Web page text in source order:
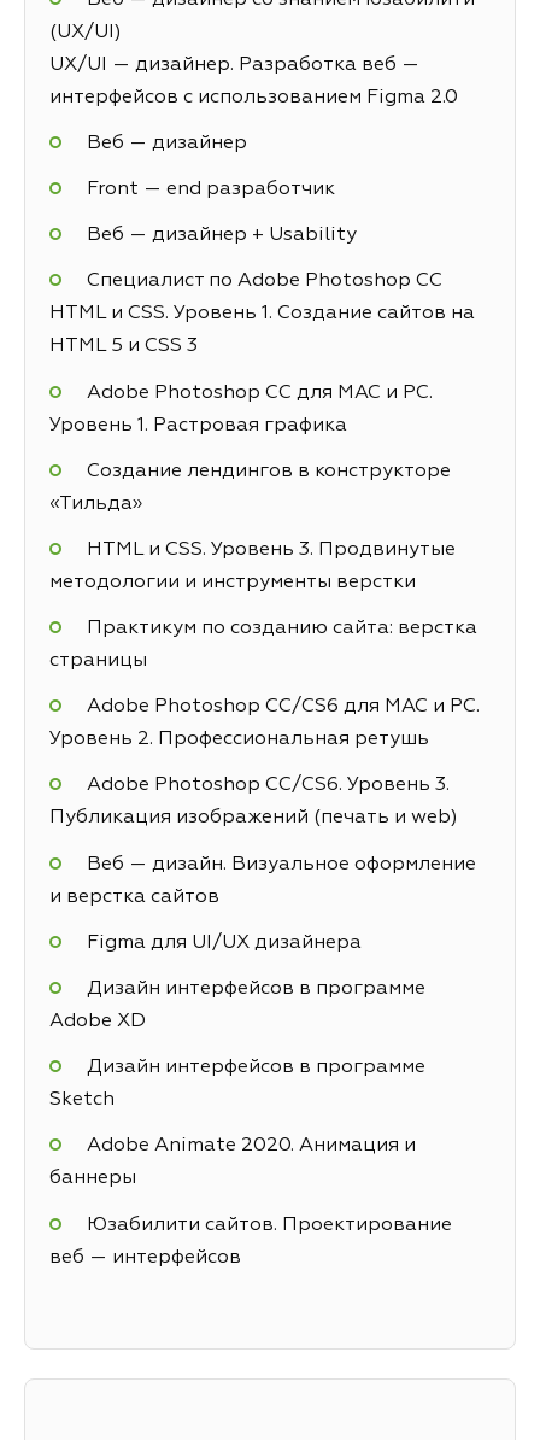
(UX/UI)
UX/UI — дизайнер. Разработка веб —
интерфейсов с использованием Figma 2.0
Веб — дизайнер
Front — end разработчик
Веб — дизайнер + Usability
Специалист по Adobe Photoshop СС
HTML и CSS. Уровень 1. Создание сайтов на
HTML 5 и СSS 3
Adobe Photoshop CC для MAC и PC.
Уровень 1. Растровая графика
Создание лендингов в конструкторе
«Тильда»
HTML и CSS. Уровень 3. Продвинутые
методологии и инструменты верстки
Практикум по созданию сайта: верстка
страницы
Adobe Photoshop СС/CS6 для MAC и PC.
Уровень 2. Профессиональная ретушь
Adobe Photoshop СС/CS6. Уровень 3.
Публикация изображений (печать и web)
Веб — дизайн. Визуальное оформление
и верстка сайтов
Figma для UI/UX дизайнера
Дизайн интерфейсов в программе
Adobe XD
Дизайн интерфейсов в программе
Sketch
Adobe Animate 2020. Анимация и
баннеры
Юзабилити сайтов. Проектирование
веб — интерфейсов